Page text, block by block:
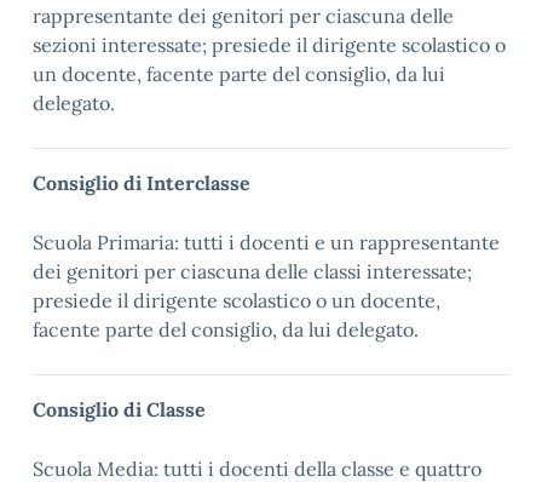
rappresentante dei genitori per ciascuna delle
sezioni interessate; presiede il dirigente scolastico o
un docente, facente parte del consiglio, da lui
delegato.
Consiglio di Interclasse
Scuola Primaria: tutti i docenti e un rappresentante
dei genitori per ciascuna delle classi interessate;
presiede il dirigente scolastico o un docente,
facente parte del consiglio, da lui delegato.
Consiglio di Classe
Scuola Media: tutti i docenti della classe e quattro